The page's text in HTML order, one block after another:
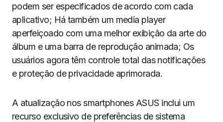
podem ser especificados de acordo com cada
aplicativo; Há também um media player
aperfeiçoado com uma melhor exibição da arte do
álbum e uma barra de reprodução animada; Os
usuários agora têm controle total das notificações
e proteção de privacidade aprimorada.
A atualização nos smartphones ASUS inclui um
recurso exclusivo de preferências de sistema